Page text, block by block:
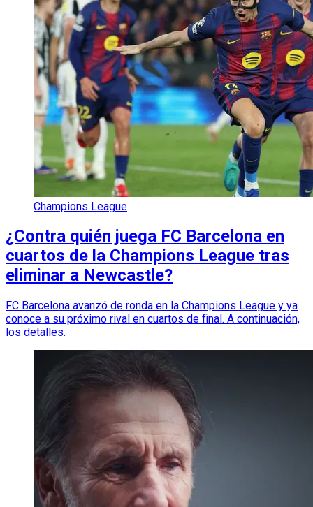
Champions League
¿Contra quién juega FC Barcelona en
cuartos de la Champions League tras
eliminar a Newcastle?
FC Barcelona avanzó de ronda en la Champions League y ya
conoce a su próximo rival en cuartos de final. A continuación,
los detalles.